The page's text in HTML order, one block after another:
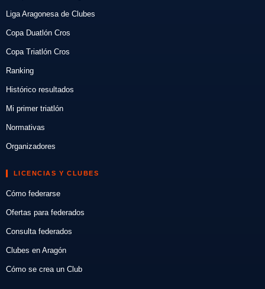
Liga Aragonesa de Clubes
Copa Duatlón Cros
Copa Triatlón Cros
Ranking
Histórico resultados
Mi primer triatlón
Normativas
Organizadores
LICENCIAS Y CLUBES
Cómo federarse
Ofertas para federados
Consulta federados
Clubes en Aragón
Cómo se crea un Club